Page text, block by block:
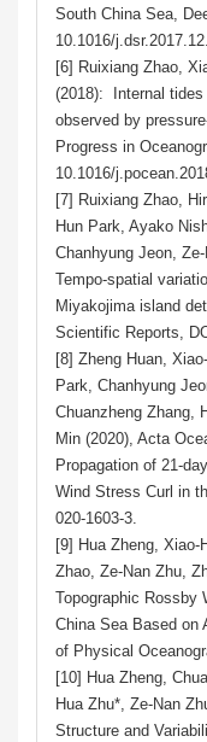
South China Sea,
10.1016/
[6] Ruixiang Zhao,
(2018): Internal tides
observed by
Progress in
10.1016/
[7] Ruixiang Zhao,
Hun Park, Ayako
Chanhyung Jeon,
Tempo-spatial
Miyakojima island
Scientific Reports,
[8] Zheng Huan,
Park, Chanhyung
Chuanzheng Zhang,
Min (2020), Acta
Propagation of 21-
Wind Stress Curl in
020-1603-3.
[9] Hua Zheng, Xiao-
Zhao, Ze-Nan Zhu,
Topographic Rossby
China Sea Based on
of Physical
[10] Hua Zheng,
Hua Zhu*, Ze-Nan
Structure and